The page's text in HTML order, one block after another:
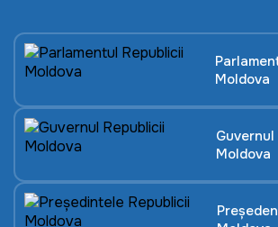
Moldova
Moldova